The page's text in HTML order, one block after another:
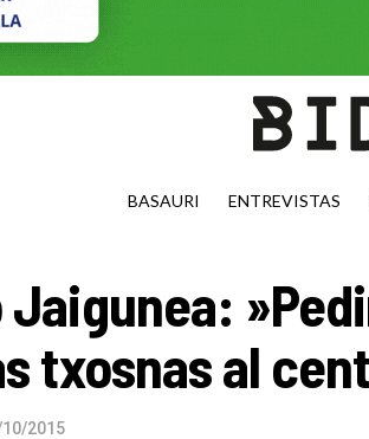
BASAURI ENTREVISTAS
Jaigunea:
txosnas al
2015